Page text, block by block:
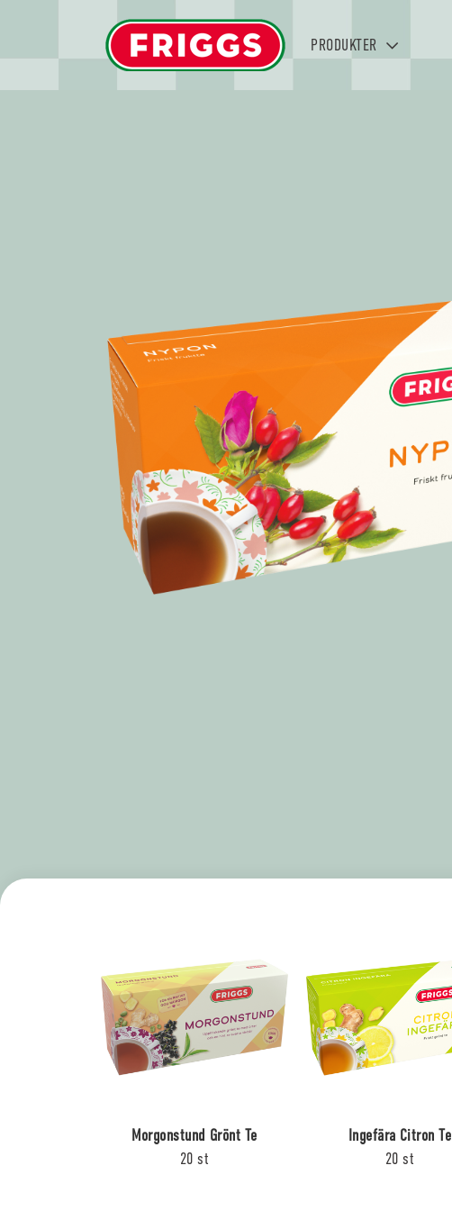
PRODUKTER
Morgonstund Grönt Te
20 st
Ingefära Citron Te
20 st